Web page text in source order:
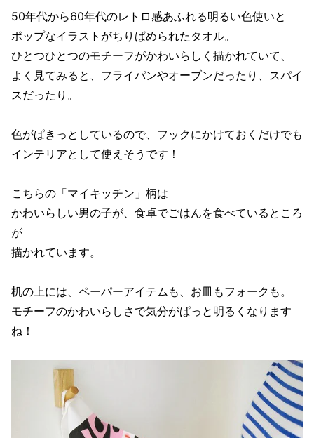
50年代から60年代のレトロ感あふれる明るい色使いと
ポップなイラストがちりばめられたタオル。
ひとつひとつのモチーフがかわいらしく描かれていて、
よく見てみると、フライパンやオーブンだったり、スパイ
スだったり。
色がぱきっとしているので、フックにかけておくだけでも
インテリアとして使えそうです！
こちらの「マイキッチン」柄は
かわいらしい男の子が、食卓でごはんを食べているところ
が
描かれています。
机の上には、ペーパーアイテムも、お皿もフォークも。
モチーフのかわいらしさで気分がぱっと明るくなります
ね！